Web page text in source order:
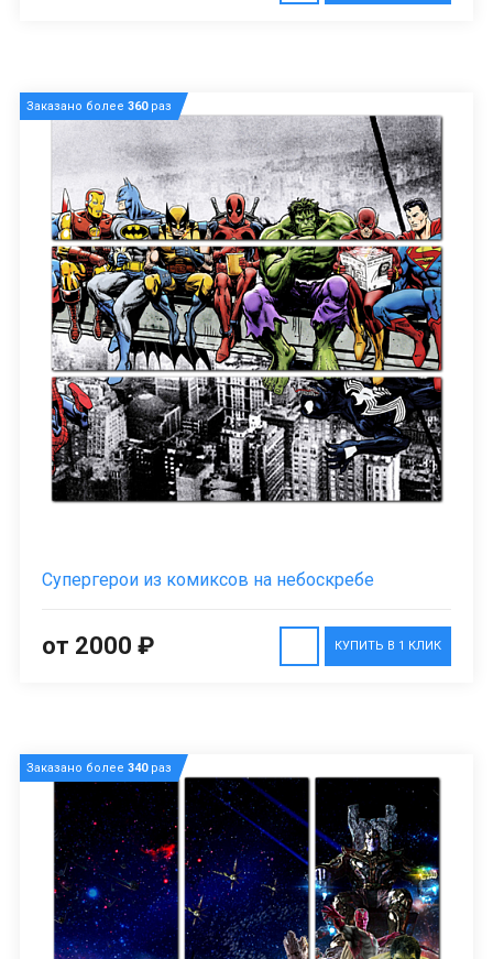
Заказано более 360раз
Супергерои из комиксов на небоскребе
КУПИТЬ В 1 КЛИК
от 2000 ₽
Заказано более 340раз